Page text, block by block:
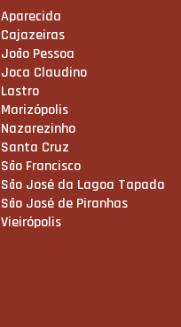
Aparecida
Cajazeiras
João Pessoa
Joca Claudino
Lastro
Marizópolis
Nazarezinho
Santa Cruz
São Francisco
São José da Lagoa Tapada
São José de Piranhas
Vieirópolis